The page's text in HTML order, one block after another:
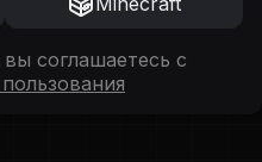
соглашаетесь с